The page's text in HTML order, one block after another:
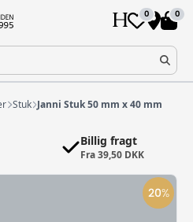
0 0
Stuk Janni Stuk 50 mm x 40 mm
Billig fragt
Fra 39,50 DKK
20%